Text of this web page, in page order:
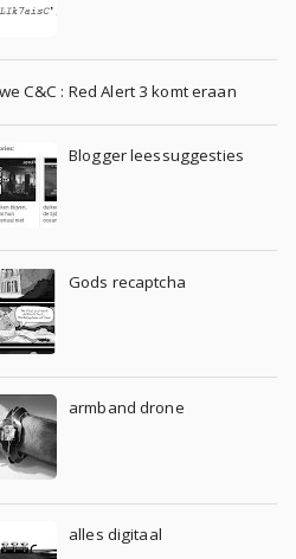
C&C : Red Alert 3 komt eraan
Blogger leessuggesties
Gods recaptcha
armband drone
alles digitaal